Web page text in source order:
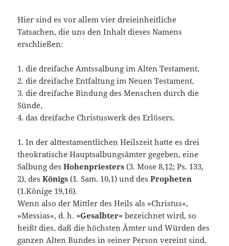
Hier sind es vor allem vier dreieinheitliche
Tatsachen, die uns den Inhalt dieses Namens
erschließen:
1. die dreifache Amtssalbung im Alten Testament,
2. die dreifache Entfaltung im Neuen Testament,
3. die dreifache Bindung des Menschen durch die
Sünde,
4. das dreifache Christuswerk des Erlösers.
1. In der alttestamentlichen Heilszeit hatte es drei
theokra­tische Hauptsalbungsämter gegeben, eine
Salbung desHohenpriesters (3. Mose 8,12; Ps. 133,
2), desKönigs (1. Sam. 10,1) und desPropheten
(1.Könige 19,16).
Wenn also der Mittler des Heils als »Christus«,
»Messias«, d. h. »Gesalbter« bezeichnet wird, so
heißt dies, daß die höchsten Ämter und Würden des
ganzen Alten Bundes in seiner Person vereint sind,